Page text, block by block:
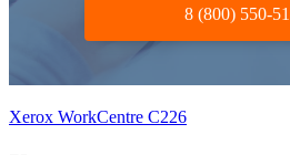
8 (800) 550-
Xerox WorkCentre C226